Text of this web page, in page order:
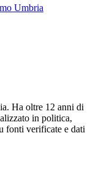
Umbria
Ha oltre 12 anni di
in politica,
fonti verificate e dati